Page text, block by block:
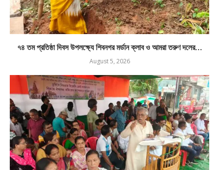
৭৪ তম প্রতিষ্ঠা দিবস উপলক্ষ্যে শিবনগর মর্ডান ক্লাব ও আমরা তরুণ দলের...
August 5, 2026